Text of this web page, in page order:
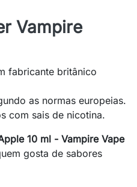
Vampire
fabricante britânico
as normas europeias.
com sais de nicotina.
10 ml - Vampire Vape
gosta de sabores